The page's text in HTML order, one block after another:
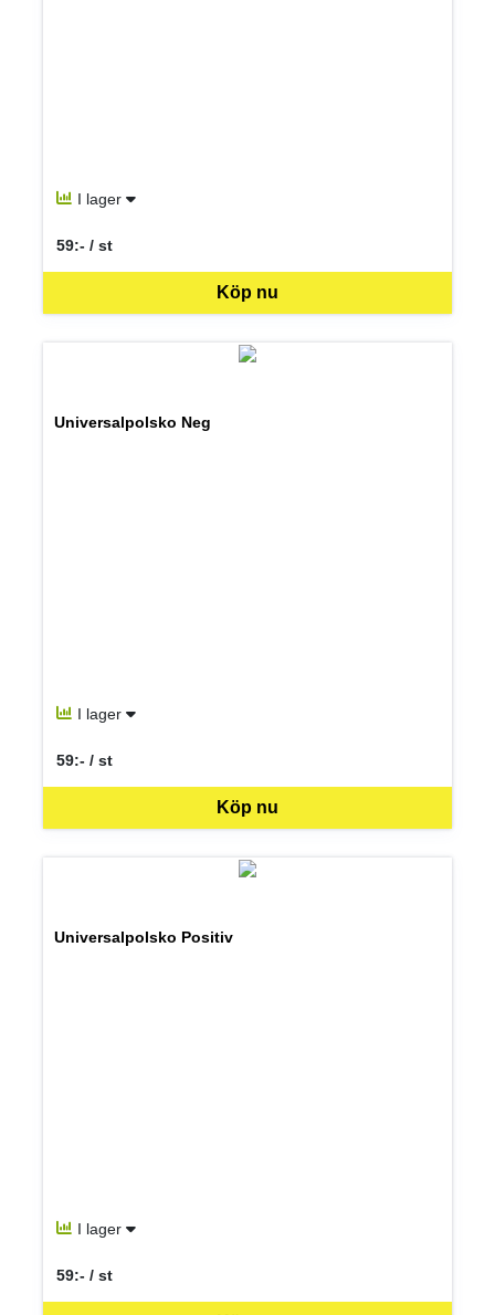
I lager
Köp nu
59:- / st
SEK per ST
Universalpolsko Neg
I lager
Köp nu
59:- / st
SEK per ST
Universalpolsko Positiv
I lager
59:- / st
SEK per ST